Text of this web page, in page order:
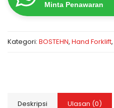
Minta Penawaran
Kategori: BOSTEHN, Hand Forklift,
Deskripsi Ulasan (0)